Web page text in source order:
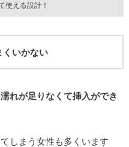
使える設計！
くいかない
濡れが足りなくて挿入ができ
しまう女性も多くいます